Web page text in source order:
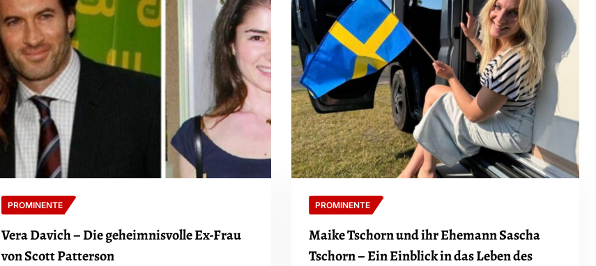
PROMINENTE
Vera Davich – Die geheimnisvolle Ex-Frau
von Scott Patterson
PROMINENTE
Maike Tschorn und ihr Ehemann Sascha
Tschorn – Ein Einblick in das Leben des